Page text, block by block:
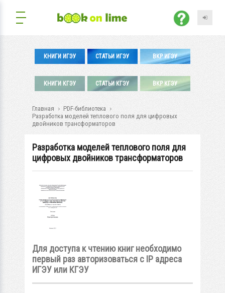
КНИГИ ИГЭУ СТАТЬИ ИГЭУ ВКР ИГЭУ
КНИГИ КГЭУ СТАТЬИ КГЭУ ВКР КГЭУ
Главная
PDF-библиотека
Разработка моделей теплового поля для цифровых
двойников трансформаторов
Разработка моделей теплового поля для
цифровых двойников трансформаторов
Для доступа к чтению книг необходимо
первый раз авторизоваться с IP адреса
ИГЭУ или КГЭУ